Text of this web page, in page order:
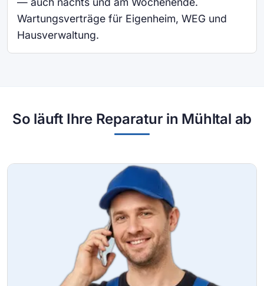
Wartungsverträge für Eigenheim, WEG und
Hausverwaltung.
So läuft Ihre Reparatur in Mühltal ab